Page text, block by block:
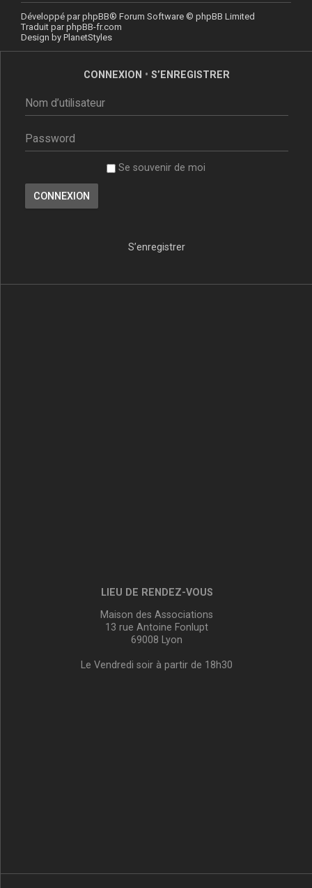
Développé parphpBB® Forum Software © phpBB Limited
Traduit parphpBB-fr.com
Design by PlanetStyles
CONNEXION • S’ENREGISTRER
Se souvenir de moi
S’enregistrer
LIEU DE RENDEZ-VOUS
Maison des Associations
13 rue Antoine Fonlupt
69008 Lyon
Le Vendredi soir à partir de 18h30